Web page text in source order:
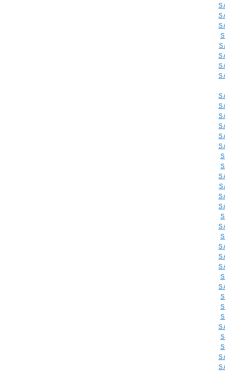
S
S
S
S
S
S
S
S
S
S
S
S
S
S
S
S
S
S
S
S
S
S
S
S
S